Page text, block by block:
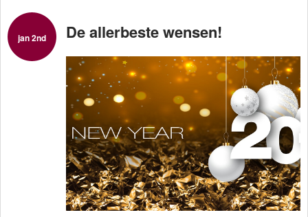
jan 2nd De allerbeste wensen!